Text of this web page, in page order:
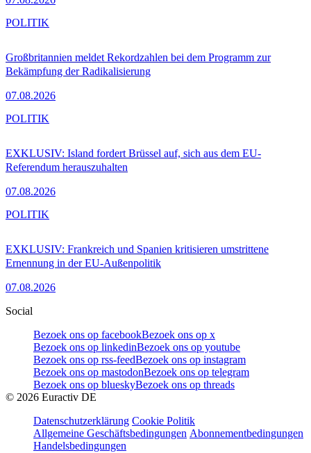
Großbritannien meldet Rekordzahlen bei dem Programm zur
Bekämpfung der Radikalisierung
07.08.2026
POLITIK
EXKLUSIV: Island fordert Brüssel auf, sich aus dem EU-
Referendum herauszuhalten
07.08.2026
POLITIK
EXKLUSIV: Frankreich und Spanien kritisieren umstrittene
Ernennung in der EU-Außenpolitik
07.08.2026
POLITIK
Social
Bezoek ons op facebookBezoek ons op x
Bezoek ons op linkedinBezoek ons op youtube
Bezoek ons op rss-feedBezoek ons op instagram
Bezoek ons op mastodonBezoek ons op telegram
Bezoek ons op blueskyBezoek ons op threads
© 2026 Euractiv DE
Datenschutzerklärung Cookie Politik
Allgemeine Geschäftsbedingungen Abonnementbedingungen
Handelsbedingungen